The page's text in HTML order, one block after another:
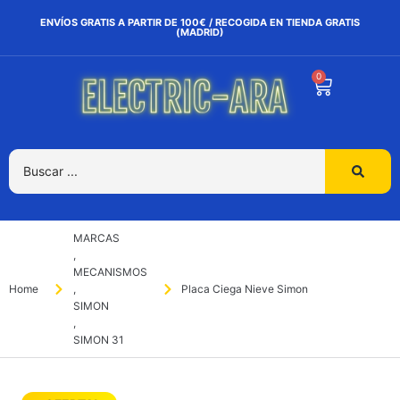
ENVÍOS GRATIS A PARTIR DE 100€ / RECOGIDA EN TIENDA GRATIS
(MADRID)
0
Home
MARCAS
,
MECANISMOS
,
SIMON
,
SIMON 31
Placa Ciega Nieve Simon